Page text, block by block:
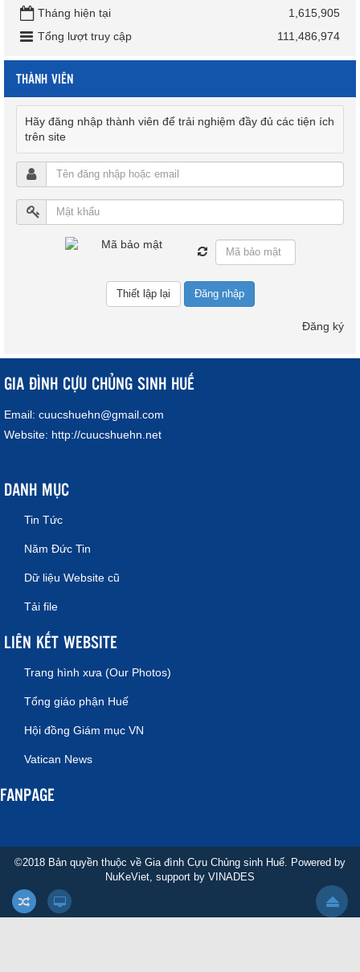
Tháng hiện tại
1,615,905
Tổng lượt truy cập
111,486,974
THÀNH VIÊN
Hãy đăng nhập thành viên để trải nghiệm đầy đủ các tiện ích
trên site
Đăng nhập
Đăng ký
GIA ĐÌNH CỰU CHỦNG SINH HUẾ
Email: cuucshuehn@gmail.com
Website: http://cuucshuehn.net
DANH MỤC
Tin Tức
Năm Đức Tin
Dữ liệu Website cũ
Tải file
LIÊN KẾT WEBSITE
Trang hình xưa (Our Photos)
Tổng giáo phận Huế
Hội đồng Giám mục VN
Vatican News
FANPAGE
©2018 Bản quyền thuộc về Gia đình Cựu Chủng sinh Huế. Powered by
NuKeViet , support by VINADES